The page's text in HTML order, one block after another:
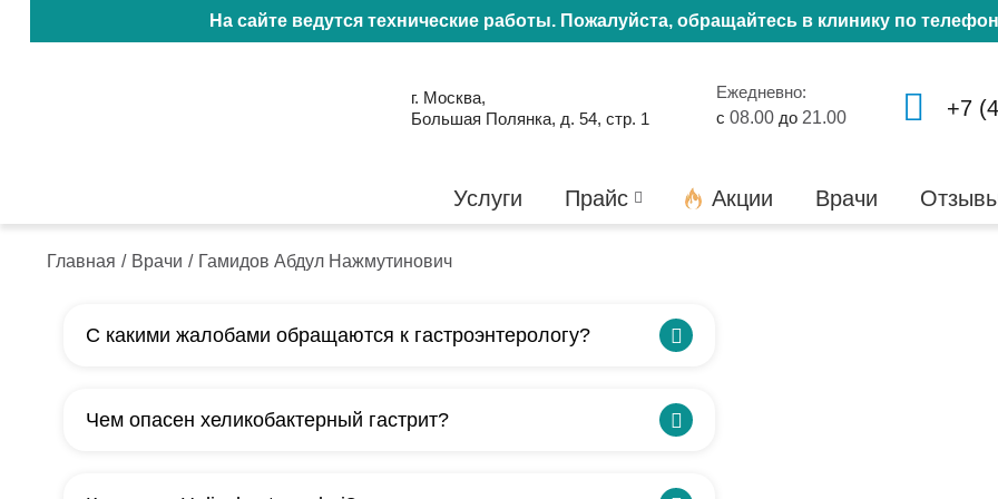
На сайте ведутся технические работы. Пожалуйста, обращайтесь в клинику по
г. Москва,
Большая Полянка, д. 54, стр. 1
Ежедневно:
с 08.00 до 21.00 +7
Услуги Прайс Акции Врачи
Главная / Врачи / Гамидов Абдул Нажмутинович
С какими жалобами обращаются к гастроэнтерологу?
тошноте, вздутии, нарушении стула, горечи во рту, дискомфорте после
Чем опасен хеликобактерный гастрит?